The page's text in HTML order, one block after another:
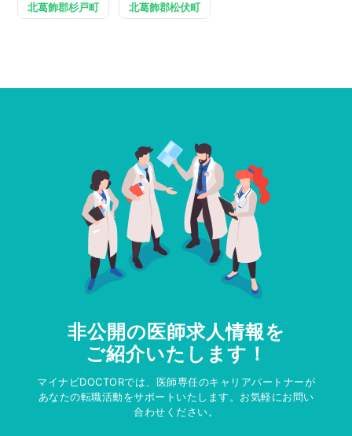
北葛飾郡杉戸町 北葛飾郡松伏町
非公開の医師求人情報を
ご紹介いたします！
マイナビDOCTORでは、医師専任のキャリアパートナーが
あなたの転職活動をサポートいたします。お気軽にお問い
合わせください。